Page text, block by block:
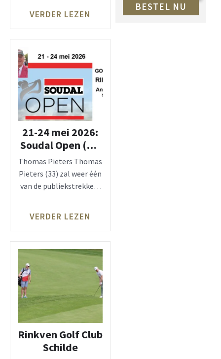
VERDER LEZEN
21-24 mei 2026:
Soudal Open (DP
World Tour) –
Rinkven Golf
Club, Schilde
Thomas Pieters Thomas
Pieters (33) zal weer één
van de publiekstrekkers
VERDER LEZEN
Rinkven Golf Club
Schilde
BESTEL NU